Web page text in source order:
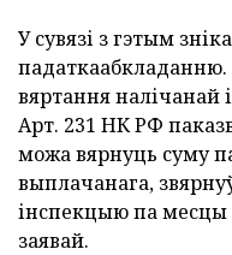
У сувязі з гэтым
падаткаабкладанню.
вяртання
Арт. 231 НК РФ
можа вярнуць суму
выплачанага,
інспекцыю па месцы
заявай.